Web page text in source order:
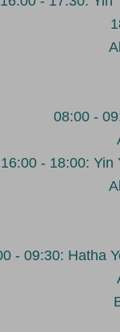
08:00 -
16:00 - 18:00: Yin
- 09:30: Hatha